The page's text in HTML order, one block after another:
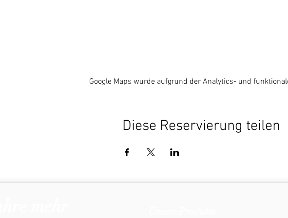
Google Maps wurde aufgrund der Analytics- und
Diese Reservierung teilen